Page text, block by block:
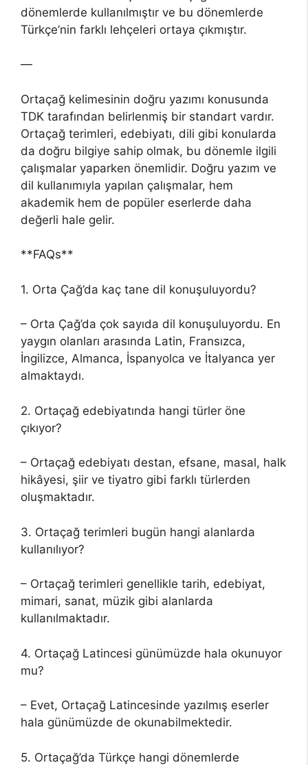
dönemlerde kullanılmıştır ve bu dönemlerde
Türkçe’nin farklı lehçeleri ortaya çıkmıştır.
—
Ortaçağ kelimesinin doğru yazımı konusunda
TDK tarafından belirlenmiş bir standart vardır.
Ortaçağ terimleri, edebiyatı, dili gibi konularda
da doğru bilgiye sahip olmak, bu dönemle ilgili
çalışmalar yaparken önemlidir. Doğru yazım ve
dil kullanımıyla yapılan çalışmalar, hem
akademik hem de popüler eserlerde daha
değerli hale gelir.
**FAQs**
1. Orta Çağ’da kaç tane dil konuşuluyordu?
– Orta Çağ’da çok sayıda dil konuşuluyordu. En
yaygın olanları arasında Latin, Fransızca,
İngilizce, Almanca, İspanyolca ve İtalyanca yer
almaktaydı.
2. Ortaçağ edebiyatında hangi türler öne
çıkıyor?
– Ortaçağ edebiyatı destan, efsane, masal, halk
hikâyesi, şiir ve tiyatro gibi farklı türlerden
oluşmaktadır.
3. Ortaçağ terimleri bugün hangi alanlarda
kullanılıyor?
– Ortaçağ terimleri genellikle tarih, edebiyat,
mimari, sanat, müzik gibi alanlarda
kullanılmaktadır.
4. Ortaçağ Latincesi günümüzde hala okunuyor
mu?
– Evet, Ortaçağ Latincesinde yazılmış eserler
hala günümüzde de okunabilmektedir.
5. Ortaçağ’da Türkçe hangi dönemlerde